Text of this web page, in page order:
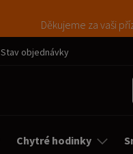
Děkujeme za vaši
Stav objednávky
Chytré hodinky